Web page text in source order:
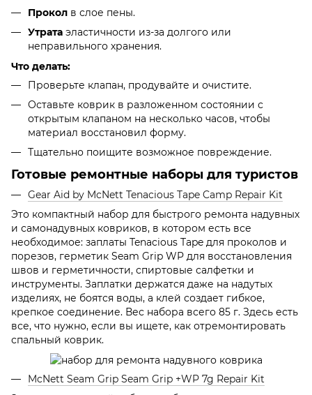
Прокол в слое пены.
Утрата эластичности из-за долгого или
неправильного хранения.
Что делать:
Проверьте клапан, продувайте и очистите.
Оставьте коврик в разложенном состоянии с
открытым клапаном на несколько часов, чтобы
материал восстановил форму.
Тщательно поищите возможное повреждение.
Готовые ремонтные наборы для туристов
Gear Aid by McNett Tenacious Tape Camp Repair Kit
Это компактный набор для быстрого ремонта надувных
и самонадувных ковриков, в котором есть все
необходимое: заплаты Tenacious Tape для проколов и
порезов, герметик Seam Grip WP для восстановления
швов и герметичности, спиртовые салфетки и
инструменты. Заплатки держатся даже на надутых
изделиях, не боятся воды, а клей создает гибкое,
крепкое соединение. Вес набора всего 85 г. Здесь есть
все, что нужно, если вы ищете, как отремонтировать
спальный коврик.
McNett Seam Grip Seam Grip +WP 7g Repair Kit